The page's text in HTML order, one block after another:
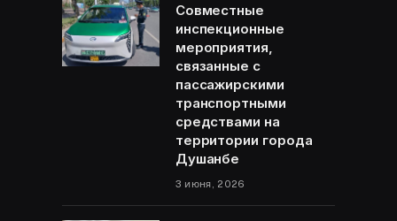
Совместные
инспекционные
мероприятия,
связанные с
пассажирскими
транспортными
средствами на
территории города
Душанбе
3 июня, 2026